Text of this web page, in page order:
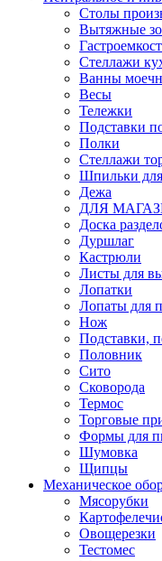
Столы
Вытяжные
Стеллажи
Ванны
Весы
Тележки
Подставки
Полки
Стеллажи
Шпильки
Дежа
ДЛЯ
Доска
Дуршлаг
Кастрюли
Листы для
Лопатки
Лопаты для
Нож
Подставки,
Половник
Сито
Сковорода
Термос
Торговые
Формы для
Шумовка
Щипцы
Механическое
Мясорубки
Овощерезки
Тестомес